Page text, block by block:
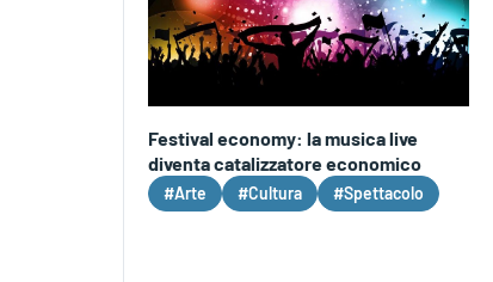
Festival economy: la musica live
diventa catalizzatore economico
#Arte #Cultura #Spettacolo